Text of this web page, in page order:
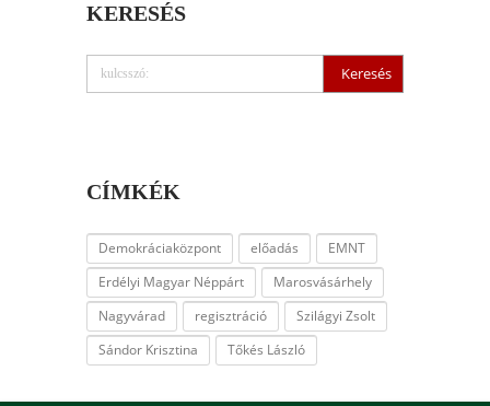
KERESÉS
CÍMKÉK
Demokráciaközpont előadás
EMNT
Erdélyi Magyar Néppárt
Marosvásárhely
Nagyvárad
regisztráció
Szilágyi Zsolt
Sándor Krisztina
Tőkés László